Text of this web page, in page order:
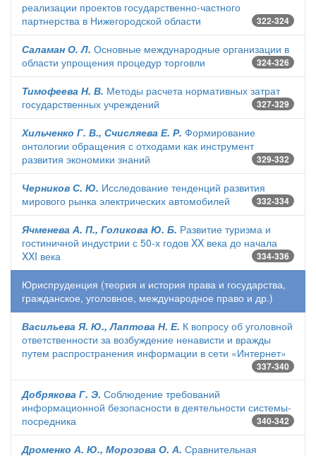
реализации проектов государственно-частного
партнерства в Нижегородской области
322-324
Саламан О. Л. Основные международные организации в
области упрощения процедур торговли
324-326
Тимофеева Н. В. Методы расчета нормативных затрат
государственных учреждений
327-329
Хильченко Г. В., Счисляева Е. Р. Формирование
онтологии обращения с отходами как инструмент
развития экономики знаний
329-332
Черников С. Ю. Исследование тенденций развития
мирового рынка электрических автомобилей
332-334
Ячменева А. П., Голикова Ю. Б. Развитие туризма и
гостиничной индустрии с 50-х годов XX века до начала
XXI века
334-336
Юриспруденция (теория и история права и государства,
гражданское, уголовное, международное право и др.)
Васильева Я. Ю., Лаптова Н. Е. К вопросу об уголовной
ответственности за возбуждение ненависти и вражды
путем распространения информации в сети «Интернет»
337-340
Добрякова Г. Э. Соблюдение требований
информационной безопасности в деятельности системы-
посредника
340-342
Дроменко А. Ю., Морозова О. А. Сравнительная